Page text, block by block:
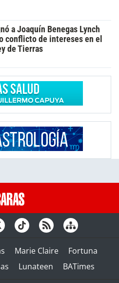
a Joaquín Benegas Lynch
conflicto de intereses en el
de Tierras
Marie Claire
Fortuna
Lunateen BATimes